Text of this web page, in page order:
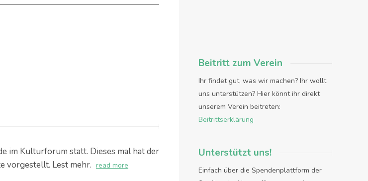
im Kulturforum statt. Dieses mal hat der
vorgestellt. Lest mehr. read more
Beitritt zum Verein
Ihr findet gut, was wir machen? Ihr wollt
uns unterstützen? Hier könnt ihr direkt
unserem Verein beitreten:
Beitrittserklärung
Unterstützt uns!
Einfach über die Spendenplattform der